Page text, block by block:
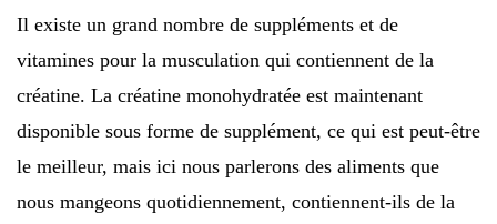
Il existe un grand nombre de suppléments et de
vitamines pour la musculation qui contiennent de la
créatine. La créatine monohydratée est maintenant
disponible sous forme de supplément, ce qui est peut-être
le meilleur, mais ici nous parlerons des aliments que
nous mangeons quotidiennement, contiennent-ils de la